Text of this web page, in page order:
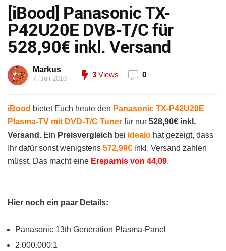
[iBood] Panasonic TX-
P42U20E DVB-T/C für
528,90€ inkl. Versand
Markus
7. Juli 2010 3 Views 0
iBood bietet Euch heute den Panasonic TX-P42U20E
Plasma-TV mit DVD-T/C Tuner für nur 528,90€ inkl.
Versand . Ein Preisvergleich bei idealo hat gezeigt, dass
Ihr dafür sonst wenigstens 572,99€ inkl. Versand zahlen
müsst. Das macht eine Ersparnis von 44,09.
Hier noch ein paar Details:
Panasonic 13th Generation Plasma-Panel
2.000.000:1